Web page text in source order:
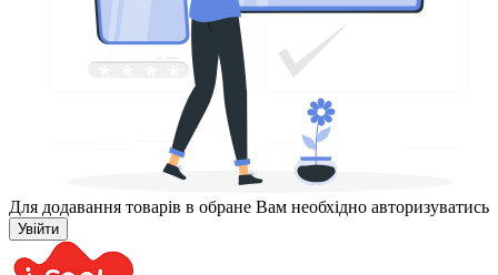
Для додавання товарів в обране Вам необхідно авторизуватись
Увійти